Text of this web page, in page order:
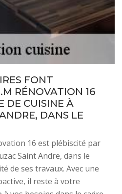
FONT
RÉNOVATION 16
DE CUISINE À
DANS LE
16 est plébiscité par
Saint Andre, dans le
de ses travaux. Avec une
il reste à votre